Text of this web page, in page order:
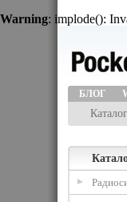
Warning: implode():
БЛОГ
Каталог